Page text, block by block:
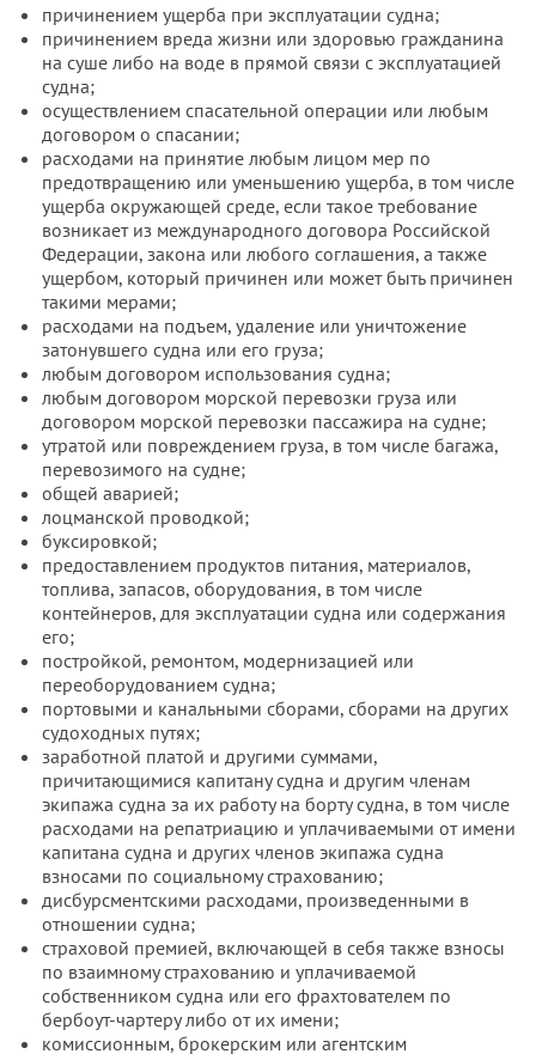
причинением ущерба при эксплуатации судна;
причинением вреда жизни или здоровью гражданина
на суше либо на воде в прямой связи с эксплуатацией
судна;
осуществлением спасательной операции или любым
договором о спасании;
расходами на принятие любым лицом мер по
предотвращению или уменьшению ущерба, в том числе
ущерба окружающей среде, если такое требование
возникает из международного договора Российской
Федерации, закона или любого соглашения, а также
ущербом, который причинен или может быть причинен
такими мерами;
расходами на подъем, удаление или уничтожение
затонувшего судна или его груза;
любым договором использования судна;
любым договором морской перевозки груза или
договором морской перевозки пассажира на судне;
утратой или повреждением груза, в том числе багажа,
перевозимого на судне;
общей аварией;
лоцманской проводкой;
буксировкой;
предоставлением продуктов питания, материалов,
топлива, запасов, оборудования, в том числе
контейнеров, для эксплуатации судна или содержания
его;
постройкой, ремонтом, модернизацией или
переоборудованием судна;
портовыми и канальными сборами, сборами на других
судоходных путях;
заработной платой и другими суммами,
причитающимися капитану судна и другим членам
экипажа судна за их работу на борту судна, в том числе
расходами на репатриацию и уплачиваемыми от имени
капитана судна и других членов экипажа судна
взносами по социальному страхованию;
дисбурсментскими расходами, произведенными в
отношении судна;
страховой премией, включающей в себя также взносы
по взаимному страхованию и уплачиваемой
собственником судна или его фрахтователем по
бербоут-чартеру либо от их имени;
комиссионным, брокерским или агентским